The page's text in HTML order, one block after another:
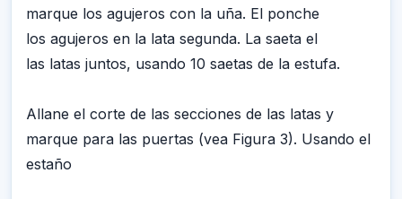
marque los agujeros con la uña. El ponche
los agujeros en la lata segunda. La saeta el
las latas juntos, usando 10 saetas de la estufa.
Allane el corte de las secciones de las latas y
marque para las puertas (vea Figura 3). Usando el
estaño